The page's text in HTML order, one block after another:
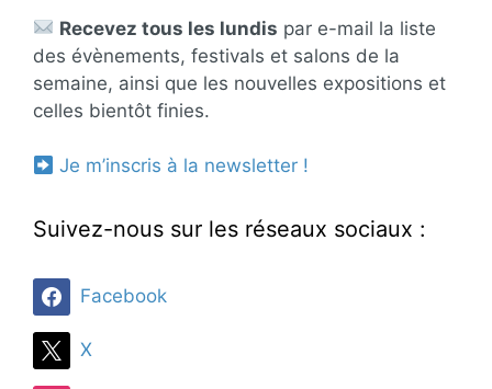
Recevez tous les lundis par e-mail la liste
des évènements, festivals et salons de la
semaine, ainsi que les nouvelles expositions et
celles bientôt finies.
Je m’inscris à la newsletter !
Suivez-nous sur les réseaux sociaux :
Facebook
X